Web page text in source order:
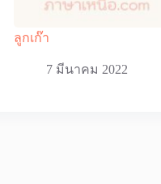
ลูกเก๊า
7 มีนาคม 2022